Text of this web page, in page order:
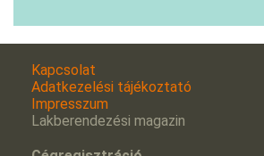
Kapcsolat
Adatkezelési tájékoztató
Impresszum
Lakberendezési magazin